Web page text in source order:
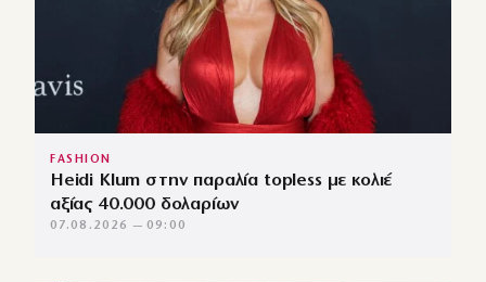
FASHION
Heidi Klum στην παραλία topless με κολιέ
αξίας 40.000 δολαρίων
07.08.2026 — 09:00